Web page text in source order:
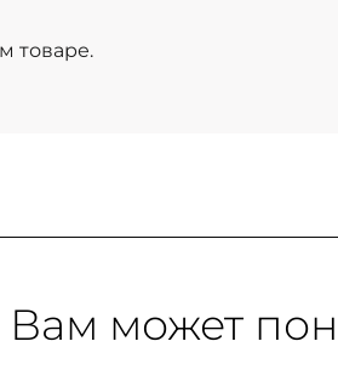
товаре.
Вам может